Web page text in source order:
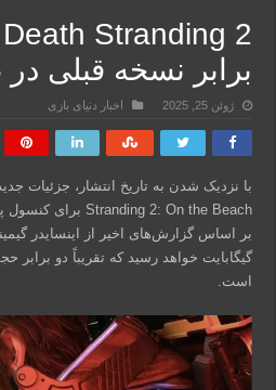
برابر نسخه قبلی در PS5
ژوئن 25, 2025 اخبار دنیای بازی
است.